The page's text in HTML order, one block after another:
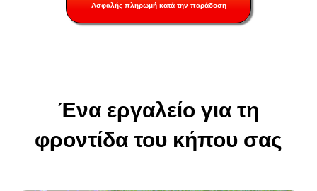
Ασφαλής πληρωμή κατά την παράδοση
Ένα εργαλείο για τη
φροντίδα του κήπου σας